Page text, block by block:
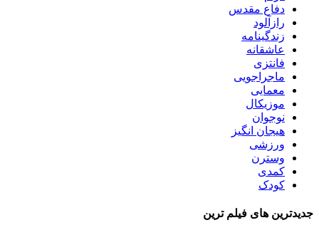
دفاع مقدس
رازآلود
زندگینامه
عاشقانه
فانتزی
ماجراجویی
معمایی
موزیکال
نوجوان
هیجان انگیز
ورزشی
وسترن
کمدی
کودک
جدیدترین های فیلم ترین